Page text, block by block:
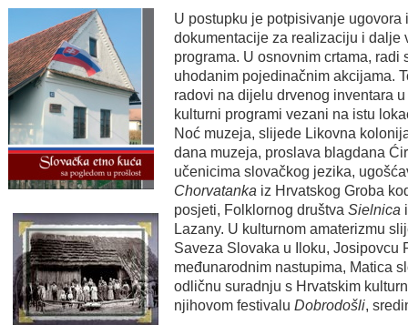
U postupku je potpisivanje ugovora
dokumentacije za realizaciju i dalje
programa. U osnovnim crtama,
uhodanim pojedinačnim akcijama.
radovi na dijelu drvenog inventara
kulturni programi vezani na istu
Noć muzeja, slijede Likovna
dana muzeja, proslava blagdana
učenicima slovačkog jezika,
Chorvatanka iz Hrvatskog Groba
posjeti, Folklornog društva Sielnica
Lazany. U kulturnom amaterizmu
Saveza Slovaka u Iloku, Josipovcu
međunarodnim nastupima, Matica
odličnu suradnju s Hrvatskim
njihovom festivalu Dobrodošli,